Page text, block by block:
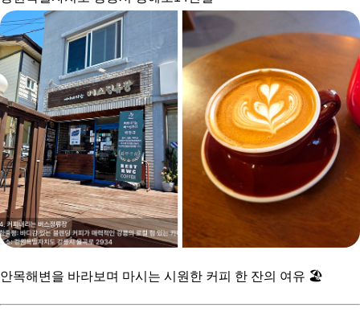
안목해변을 바라보며 마시는 시원한 커피 한 잔의 여유 🏖️